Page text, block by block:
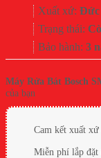
Xuất xứ: Đức
Trạng thái:
Bảo hành: 3
Máy Rửa Bát Bosch
của bạn
Cam kết xuất
Miễn phí lắp đặt